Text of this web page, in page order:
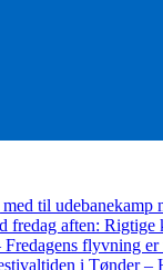
til
fredag aften:
flyvning
i Tønder